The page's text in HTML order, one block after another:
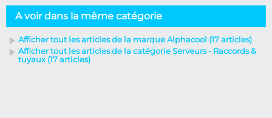
A voir dans la même catégorie
Afficher tout les articles de la marque Alphacool (17 articles)
Afficher tout les articles de la catégorie Serveurs - Raccords &
tuyaux (17 articles)